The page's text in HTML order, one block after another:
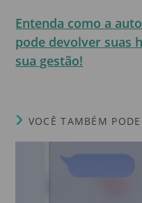
Entenda como a
pode devolver suas
sua gestão!
VOCÊ TAMBÉM